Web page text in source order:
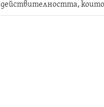
действителността,